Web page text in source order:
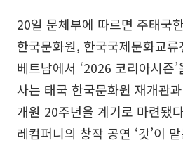
20일 문체부에 따르면 주태국
한국문화원, 한국국제문화교
베트남에서 ‘2026 코리아시즌
사는 태국 한국문화원 재개관
개원 20주년을 계기로 마련됐
레컴퍼니의 창작 공연 ‘갓’이